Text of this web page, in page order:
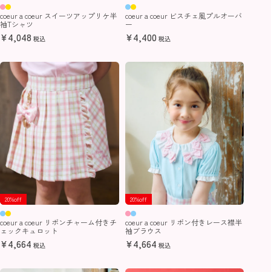
coeur a coeur スイーツアップリケ半
袖Tシャツ
¥4,048 税込
coeur a coeur ビスチェ風プルオーバ
ー
¥4,400 税込
20%off
coeur a coeur リボンチャーム付きチ
ェックキュロット
¥4,664 税込
20%off
coeur a coeur リボン付きレース襟半
袖ブラウス
¥4,664 税込